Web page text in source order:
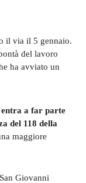
il via il 5 gennaio.
del lavoro
ha avviato un
a far parte
del 118 della
maggiore
Giovanni